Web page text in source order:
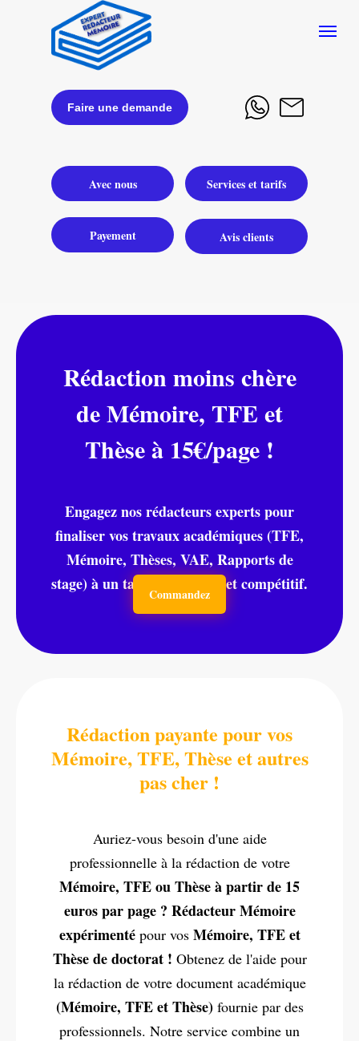
Avec nous Services et tarifs
Payement Avis clients
Faire une demande
Rédaction moins chère
de Mémoire, TFE et
Thèse à 15€/page !
Engagez nos rédacteurs experts pour
finaliser vos travaux académiques (TFE,
Mémoire, Thèses, VAE, Rapports de
stage) à un tarif moins cher et compétitif.
Commandez
Rédaction payante pour vos
Mémoire, TFE, Thèse et autres
pas cher !
Auriez-vous besoin d'une aide
professionnelle à la rédaction de votre
Mémoire, TFE ou Thèse à partir de 15
euros par page ? Rédacteur Mémoire
expérimenté pour vosMémoire, TFE et
Thèse de doctorat ! Obtenez de l'aide pour
la rédaction de votre document académique
(Mémoire, TFE et Thèse) fournie par des
professionnels. Notre service combine un